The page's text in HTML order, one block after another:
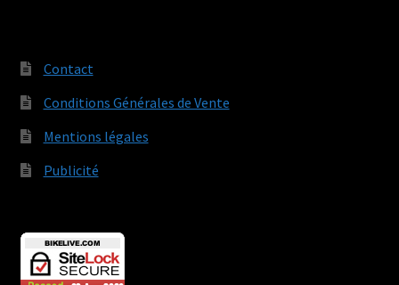
Contact
Conditions Générales de Vente
Mentions légales
Publicité